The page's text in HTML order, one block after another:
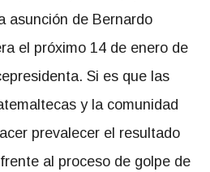
asunción de Bernardo
el próximo 14 de enero de
Si es que las
y la comunidad
prevalecer el resultado
al proceso de golpe de